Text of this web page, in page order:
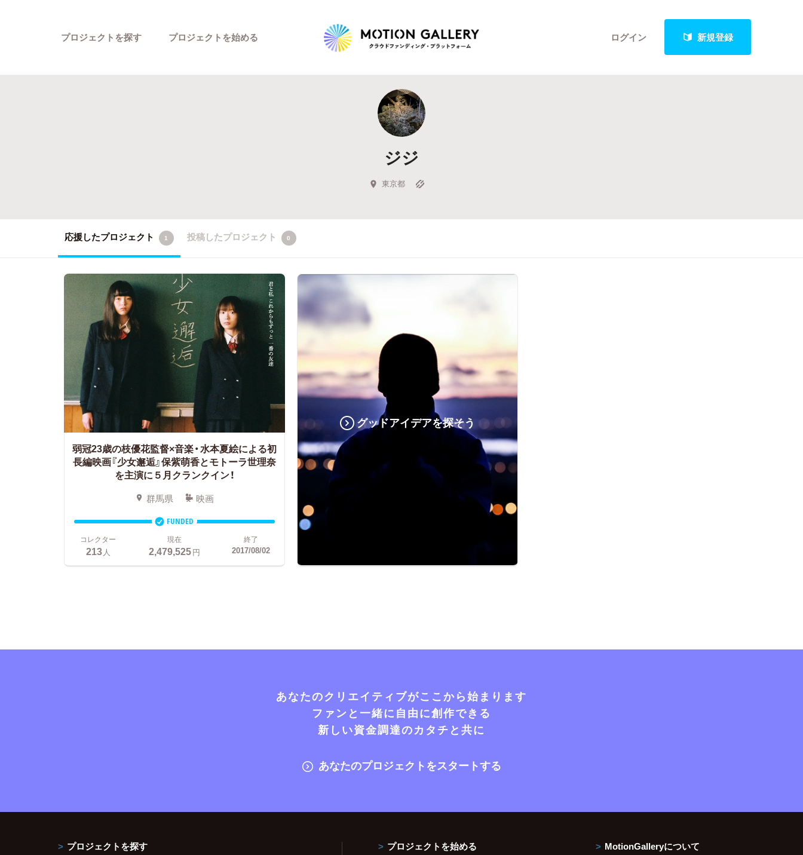
ログイン 新規登録
プロジェクトを探す
Highlight
新着プロジェクト
Feature
キュレーターから探す
プロジェクトを始める
ジジ
東京都
応援したプロジェクト 1 投稿したプロジェクト 0
弱冠23歳の枝優花監督×音楽・水本夏絵による初
長編映画『少女邂逅』保紫萌香とモトーラ世理奈
を主演に５月クランクイン！
群馬県 映画
FUNDED
コレクター
213人
現在
2,479,525円
終了
2017/08/02
グッドアイデアを探そう
あなたのクリエイティブがここから始まります
ファンと一緒に自由に創作できる
新しい資金調達のカタチと共に
あなたのプロジェクトをスタートする
プロジェクトを探す
プロジェクトを始める
MotionGalleryについて